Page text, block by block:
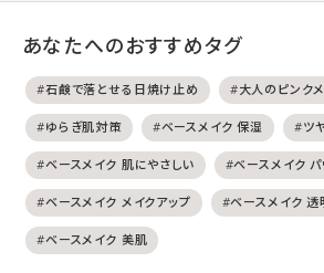
あなたへのおすすめタグ
#石鹸で落とせる日焼け止め #大人のピンク
#ゆらぎ肌対策 #ベースメイク 保湿 #ツ
#ベースメイク 肌にやさしい #ベースメイク パ
#ベースメイク メイクアップ #ベースメイク 透
#ベースメイク 美肌